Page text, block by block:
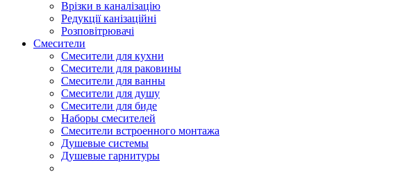
Врізки в каналізацію
Редукції канізаційні
Розповітрювачі
Смесители
Смесители для кухни
Смесители для раковины
Смесители для ванны
Смесители для душу
Смесители для биде
Наборы смесителей
Смесители встроенного монтажа
Душевые системы
Душевые гарнитуры